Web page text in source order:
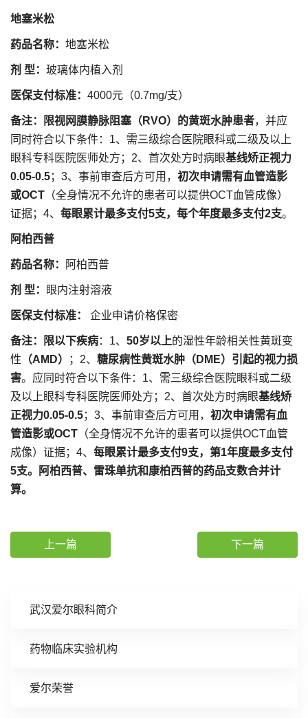
武汉爱尔眼科简介
药物临床实验机构
爱尔荣誉
地塞米松
药品名称： 地塞米松
剂 型： 玻璃体内植入剂
医保支付标准： 4000元（0.7mg/支）
备注： 限视网膜静脉阻塞（RVO）的黄斑水肿患者，并应
同时符合以下条件：1、需三级综合医院眼科或二级及以上
眼科专科医院医师处方；2、首次处方时病眼基线矫正视力
0.05-0.5；3、事前审查后方可用， 初次申请需有血管造影
或OCT （全身情况不允许的患者可以提供OCT血管成像）
证据；4、 每眼累计最多支付5支，每个年度最多支付2支。
阿柏西普
药品名称： 阿柏西普
剂 型： 眼内注射溶液
医保支付标准： 企业申请价格保密
备注： 限以下疾病：1、 50岁以上的湿性年龄相关性黄斑变
性 （AMD） ；2、 糖尿病性黄斑水肿（DME）引起的视力损
害。应同时符合以下条件：1、需三级综合医院眼科或二级
及以上眼科专科医院医师处方；2、首次处方时病眼基线矫
正视力0.05-0.5；3、事前审查后方可用， 初次申请需有血
管造影或OCT （全身情况不允许的患者可以提供OCT血管
成像）证据；4、 每眼累计最多支付9支，第1年度最多支付
5支。
阿柏西普、雷珠单抗和康柏西普的药品支数合并计
算。
上一篇 下一篇